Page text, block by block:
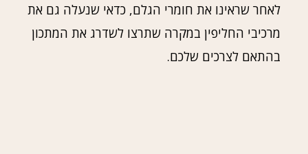
לאחר שראינו את חומרי הגלם, כדאי שנעלה גם את
מרכיבי החליפין במקרה שתרצו לשדרג את המתכון
בהתאם לצרכים שלכם.